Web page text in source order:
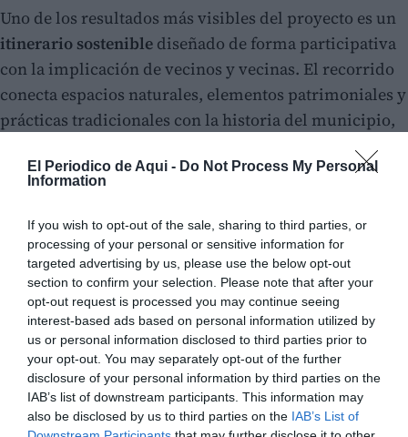
El Periodico de Aqui - Do Not Process My Personal
Information
If you wish to opt-out of the sale, sharing to third parties, or
processing of your personal or sensitive information for
targeted advertising by us, please use the below opt-out
section to confirm your selection. Please note that after your
opt-out request is processed you may continue seeing
interest-based ads based on personal information utilized by
us or personal information disclosed to third parties prior to
your opt-out. You may separately opt-out of the further
disclosure of your personal information by third parties on the
IAB’s list of downstream participants. This information may
also be disclosed by us to third parties on the IAB’s List of
Uno de los resultados más visibles del proyecto es un
itinerario sostenible diseñado de forma participativa
con la implicación de vecinos y vecinas. El recorrido
conecta espacios naturales, elementos patrimoniales y
prácticas tradicionales con la historia del municipio,
siete
vídeosysiete cartelesdistribuidos por distintos